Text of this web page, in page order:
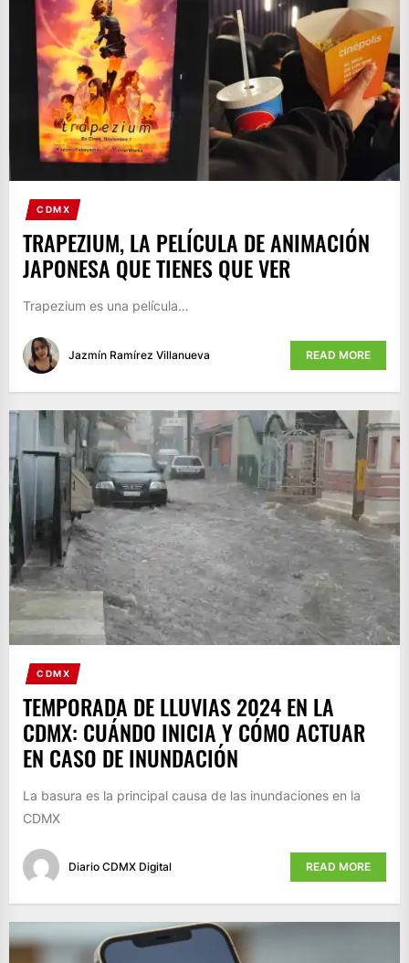
CDMX
TRAPEZIUM, LA PELÍCULA DE ANIMACIÓN
JAPONESA QUE TIENES QUE VER
Trapezium es una película…
Jazmín Ramírez Villanueva READ MORE
CDMX
TEMPORADA DE LLUVIAS 2024 EN LA
CDMX: CUÁNDO INICIA Y CÓMO ACTUAR
EN CASO DE INUNDACIÓN
La basura es la principal causa de las inundaciones en la
CDMX
Diario CDMX Digital READ MORE